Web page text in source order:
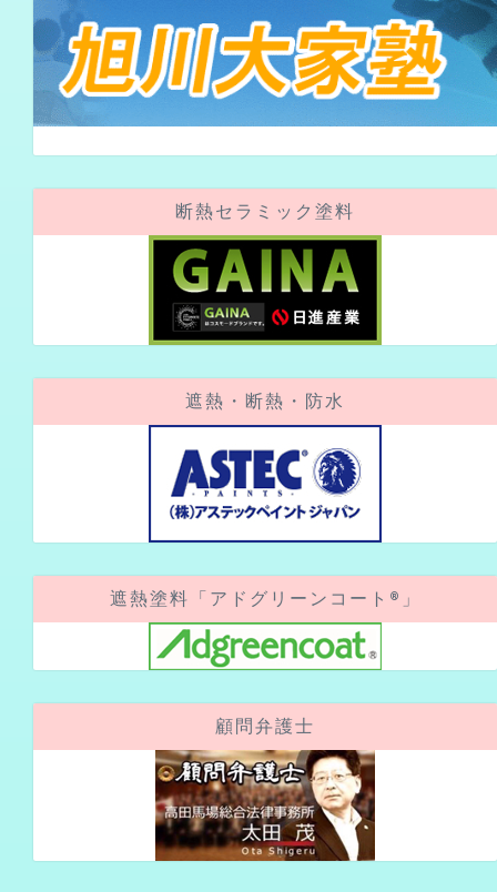
断熱セラミック塗料
遮熱・断熱・防水
遮熱塗料「アドグリーンコート®」
顧問弁護士